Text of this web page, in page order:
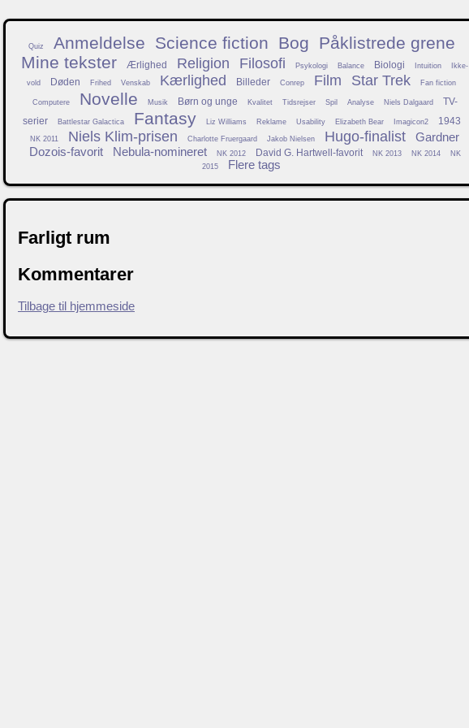
Quiz Anmeldelse Science fiction Bog
Påklistrede grene
Mine tekster
Ærlighed Religion Filosofi Psykologi Balance Biologi Intuition Ikke-
vold Døden Frihed Venskab Kærlighed Billeder Conrep Film Star Trek Fan fiction
Computere Novelle Musik Børn og unge Kvalitet Tidsrejser Spil Analyse Niels Dalgaard
TV-
serier
Battlestar Galactica Fantasy Liz Williams Reklame Usability Elizabeth Bear Imagicon2 1943
NK 2011 Niels Klim-prisen Charlotte Fruergaard Jakob Nielsen Hugo-finalist
Gardner
Dozois-favorit
Nebula-nomineret NK 2012 David G. Hartwell-favorit NK 2013 NK 2014
NK
2015
Flere tags
Farligt rum
Kommentarer
Tilbage til hjemmeside